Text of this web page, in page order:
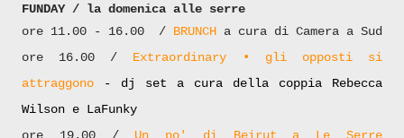
FUNDAY / la domenica alle serre
ore 11.00 - 16.00 / BRUNCH a cura di Camera a Sud
ore 16.00 /
Extraordinary • gli opposti si
attraggono
- dj set a cura della coppia Rebecca
Wilson e LaFunky